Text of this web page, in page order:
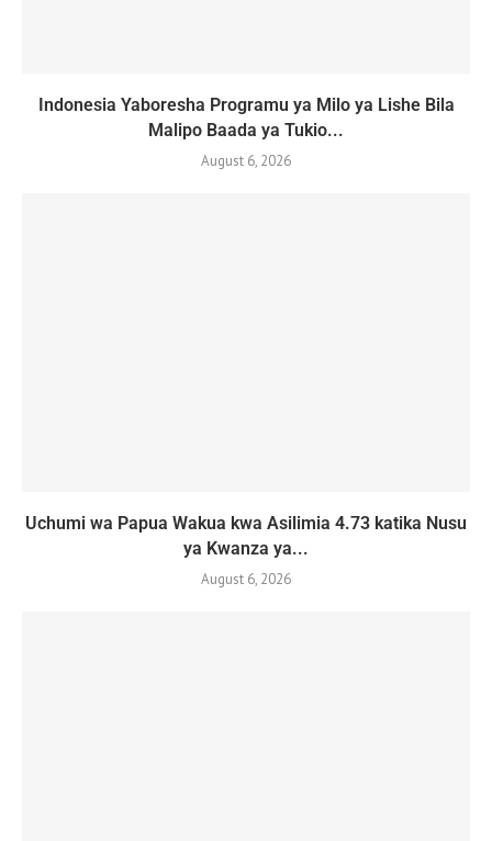
Indonesia Yaboresha Programu ya Milo ya Lishe Bila
Malipo Baada ya Tukio...
August 6, 2026
Uchumi wa Papua Wakua kwa Asilimia 4.73 katika Nusu
ya Kwanza ya...
August 6, 2026